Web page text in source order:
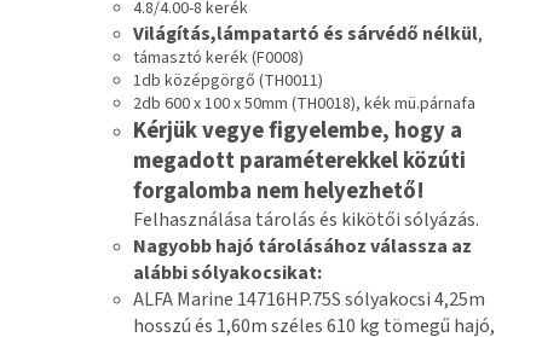
4.8/4.00-8 kerék
Világítás,lámpatartó és sárvédő nélkül,
támasztó kerék (F0008)
1db középgörgő (TH0011)
2db 600 x 100 x 50mm (TH0018), kék mü.párnafa
Kérjük vegye figyelembe, hogy a
megadott paraméterekkel közúti
forgalomba nem helyezhető!
Felhasználása tárolás és kikötői sólyázás.
Nagyobb hajó tárolásához válassza az
alábbi sólyakocsikat:
ALFA Marine 14716HP.75S sólyakocsi 4,25m
hosszú és 1,60m széles 610 kg tömegű hajó,